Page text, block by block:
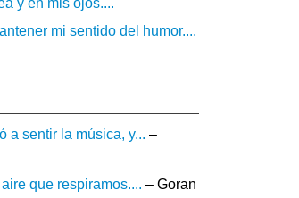
y en mis ojos....
mi sentido del humor....
a sentir la música, y... –
que respiramos.... – Goran